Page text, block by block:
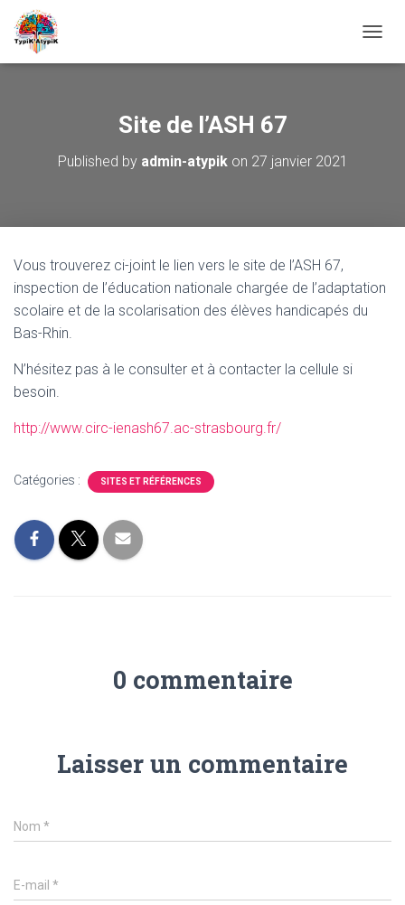
U
A
Site de l’ASH 67
Published by admin-atypikon 27 janvier 2021
Vous trouverez ci-joint le lien vers le site de l’ASH 67,
inspection de l’éducation nationale chargée de l’adaptation
scolaire et de la scolarisation des élèves handicapés du
Bas-Rhin.
N’hésitez pas à le consulter et à contacter la cellule si
besoin.
http://www.circ-ienash67.ac-strasbourg.fr/
Catégories : SITES ET RÉFÉRENCES
0 commentaire
Laisser un commentaire
Nom *
E-mail *